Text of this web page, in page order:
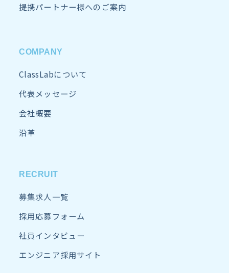
提携パートナー様へのご案内
COMPANY
ClassLabについて
代表メッセージ
会社概要
沿革
RECRUIT
募集求人一覧
採用応募フォーム
社員インタビュー
エンジニア採用サイト